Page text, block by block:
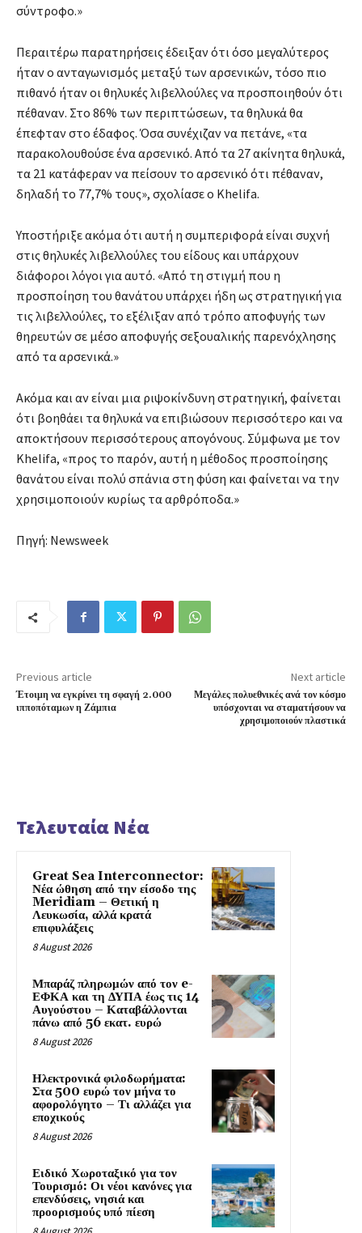
σύντροφο.»
Περαιτέρω παρατηρήσεις έδειξαν ότι όσο μεγαλύτερος
ήταν ο ανταγωνισμός μεταξύ των αρσενικών, τόσο πιο
πιθανό ήταν οι θηλυκές λιβελλούλες να προσποιηθούν ότι
πέθαναν. Στο 86% των περιπτώσεων, τα θηλυκά θα
έπεφταν στο έδαφος. Όσα συνέχιζαν να πετάνε, «τα
παρακολουθούσε ένα αρσενικό. Από τα 27 ακίνητα θηλυκά,
τα 21 κατάφεραν να πείσουν το αρσενικό ότι πέθαναν,
δηλαδή το 77,7% τους», σχολίασε ο Khelifa.
Υποστήριξε ακόμα ότι αυτή η συμπεριφορά είναι συχνή
στις θηλυκές λιβελλούλες του είδους και υπάρχουν
διάφοροι λόγοι για αυτό. «Από τη στιγμή που η
προσποίηση του θανάτου υπάρχει ήδη ως στρατηγική για
τις λιβελλούλες, το εξέλιξαν από τρόπο αποφυγής των
θηρευτών σε μέσο αποφυγής σεξουαλικής παρενόχλησης
από τα αρσενικά.»
Ακόμα και αν είναι μια ριψοκίνδυνη στρατηγική, φαίνεται
ότι βοηθάει τα θηλυκά να επιβιώσουν περισσότερο και να
αποκτήσουν περισσότερους απογόνους. Σύμφωνα με τον
Khelifa, «προς το παρόν, αυτή η μέθοδος προσποίησης
θανάτου είναι πολύ σπάνια στη φύση και φαίνεται να την
χρησιμοποιούν κυρίως τα αρθρόποδα.»
Πηγή: Newsweek
Previous article
Έτοιμη να εγκρίνει τη σφαγή 2.000
ιπποπόταμων η Ζάμπια
Next article
Μεγάλες πολυεθνικές ανά τον κόσμο
υπόσχονται να σταματήσουν να
χρησιμοποιούν πλαστικά
Τελευταία Νέα
Great Sea Interconnector:
Νέα ώθηση από την είσοδο της
Meridiam – Θετική η
Λευκωσία, αλλά κρατά
επιφυλάξεις
8 August 2026
Μπαράζ πληρωμών από τον e-
ΕΦΚΑ και τη ΔΥΠΑ έως τις 14
Αυγούστου – Καταβάλλονται
πάνω από 56 εκατ. ευρώ
8 August 2026
Ηλεκτρονικά φιλοδωρήματα:
Στα 500 ευρώ τον μήνα το
αφορολόγητο – Τι αλλάζει για
εποχικούς
8 August 2026
Ειδικό Χωροταξικό για τον
Τουρισμό: Οι νέοι κανόνες για
επενδύσεις, νησιά και
προορισμούς υπό πίεση